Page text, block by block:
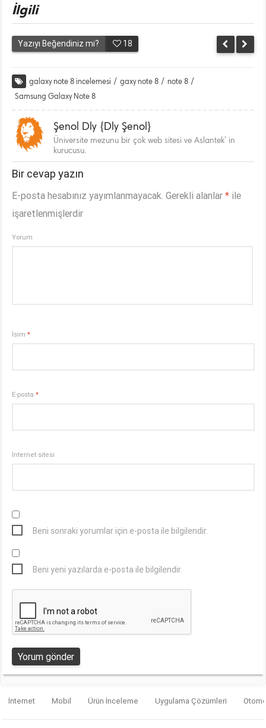
İlgili
Yazıyı Beğendiniz mi? 18
galaxy note 8 incelemesi / gaxy note 8 / note 8 /
Samsung Galaxy Note 8
Şenol Dly {Dly Şenol}
Üniversite mezunu bir çok web sitesi ve Aslantek’ in
kurucusu.
Bir cevap yazın
E-posta hesabınız yayımlanmayacak. Gerekli alanlar* ile
işaretlenmişlerdir
Yorum
İsim*
E-posta*
İnternet sitesi
Beni sonraki yorumlar için e-posta ile bilgilendir.
Beni yeni yazılarda e-posta ile bilgilendir.
İnternet Mobil Ürün İnceleme Uygulama Çözümleri